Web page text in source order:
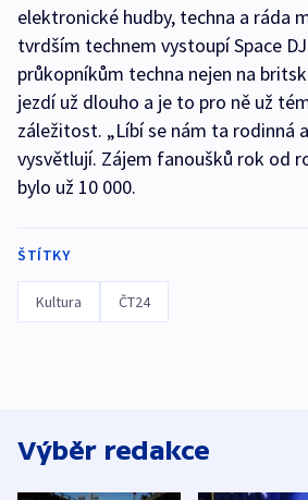
elektronické hudby, techna a ráda
tvrdším technem vystoupí Space
průkopníkům techna nejen na
jezdí už dlouho a je to pro ně už
záležitost. „Líbí se nám ta rodinná
vysvětlují. Zájem fanoušků rok od
bylo už 10 000.
ŠTÍTKY
Kultura ČT24
Výběr redakce